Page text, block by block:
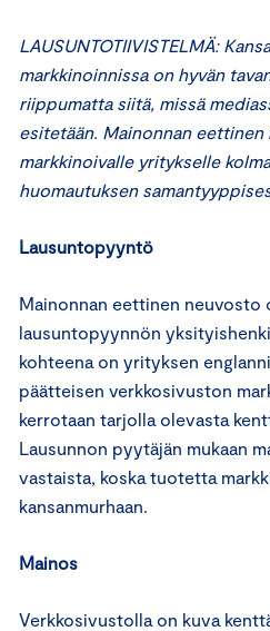
LAUSUNTOTIIVISTELMÄ:
markkinoinnissa on hyvän
riippumatta siitä, missä
esitetään. Mainonnan
markkinoivalle yritykselle
huomautuksen
Lausuntopyyntö
Mainonnan eettinen neuvosto
lausuntopyynnön
kohteena on yrityksen
päätteisen verkkosivuston
kerrotaan tarjolla olevasta
Lausunnon pyytäjän mukaan
vastaista, koska tuotetta
kansanmurhaan.
Mainos
Verkkosivustolla on kuva